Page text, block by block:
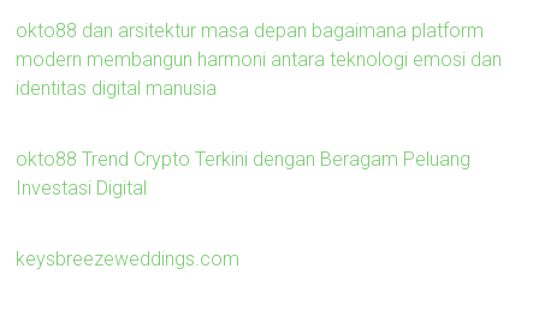
okto88 dan arsitektur masa depan bagaimana platform
modern membangun harmoni antara teknologi emosi dan
identitas digital manusia
okto88 Trend Crypto Terkini dengan Beragam Peluang
Investasi Digital
keysbreezeweddings.com